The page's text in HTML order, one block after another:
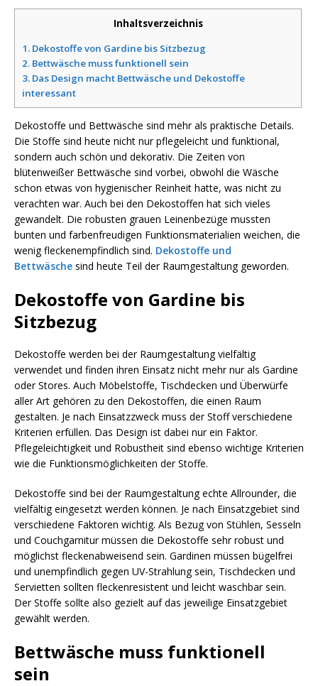
Inhaltsverzeichnis
1. Dekostoffe von Gardine bis Sitzbezug
2. Bettwäsche muss funktionell sein
3. Das Design macht Bettwäsche und Dekostoffe
interessant
Dekostoffe und Bettwäsche sind mehr als praktische Details.
Die Stoffe sind heute nicht nur pflegeleicht und funktional,
sondern auch schön und dekorativ. Die Zeiten von
blütenweißer Bettwäsche sind vorbei, obwohl die Wäsche
schon etwas von hygienischer Reinheit hatte, was nicht zu
verachten war. Auch bei den Dekostoffen hat sich vieles
gewandelt. Die robusten grauen Leinenbezüge mussten
bunten und farbenfreudigen Funktionsmaterialien weichen, die
wenig fleckenempfindlich sind. Dekostoffe und
Bettwäsche sind heute Teil der Raumgestaltung geworden.
Dekostoffe von Gardine bis
Sitzbezug
Dekostoffe werden bei der Raumgestaltung vielfältig
verwendet und finden ihren Einsatz nicht mehr nur als Gardine
oder Stores. Auch Möbelstoffe, Tischdecken und Überwürfe
aller Art gehören zu den Dekostoffen, die einen Raum
gestalten. Je nach Einsatzzweck muss der Stoff verschiedene
Kriterien erfüllen. Das Design ist dabei nur ein Faktor.
Pflegeleichtigkeit und Robustheit sind ebenso wichtige Kriterien
wie die Funktionsmöglichkeiten der Stoffe.
Dekostoffe sind bei der Raumgestaltung echte Allrounder, die
vielfältig eingesetzt werden können. Je nach Einsatzgebiet sind
verschiedene Faktoren wichtig. Als Bezug von Stühlen, Sesseln
und Couchgarnitur müssen die Dekostoffe sehr robust und
möglichst fleckenabweisend sein. Gardinen müssen bügelfrei
und unempfindlich gegen UV-Strahlung sein, Tischdecken und
Servietten sollten fleckenresistent und leicht waschbar sein.
Der Stoffe sollte also gezielt auf das jeweilige Einsatzgebiet
gewählt werden.
Bettwäsche muss funktionell
sein